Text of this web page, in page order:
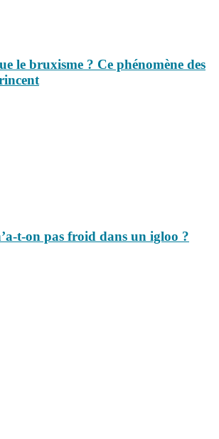
le bruxisme ? Ce phénomène des
t-on pas froid dans un igloo ?